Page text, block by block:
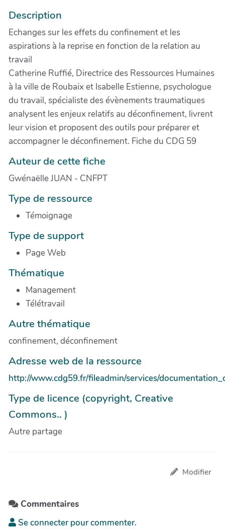
Description
Echanges sur les effets du confinement et les
aspirations à la reprise en fonction de la relation au
travail
Catherine Ruffié, Directrice des Ressources Humaines
à la ville de Roubaix et Isabelle Estienne, psychologue
du travail, spécialiste des évènements traumatiques
analysent les enjeux relatifs au déconfinement, livrent
leur vision et proposent des outils pour préparer et
accompagner le déconfinement. Fiche du CDG 59
Auteur de cette fiche
Gwénaëlle JUAN - CNFPT
Type de ressource
Témoignage
Type de support
Page Web
Thématique
Management
Télétravail
Autre thématique
confinement, déconfinement
Adresse web de la ressource
http://www.cdg59.fr/fileadmin/services/
Type de licence (copyright, Creative
Commons.. )
Autre partage
Modifier
Commentaires
Se connecter pour commenter.